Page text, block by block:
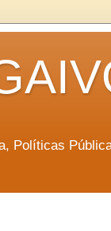
Políticas